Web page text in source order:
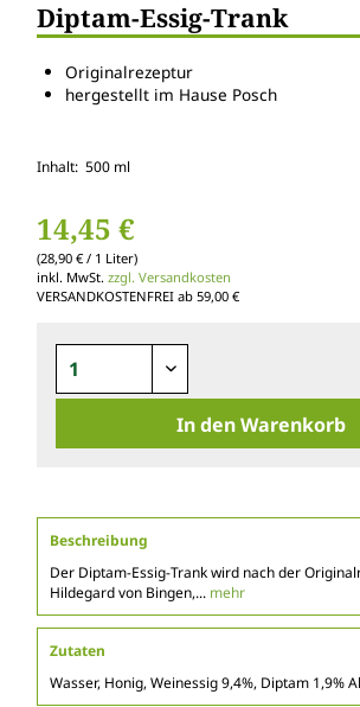
Diptam-Essig-Trank
Originalrezeptur
hergestellt im Hause Posch
Inhalt: 500 ml
14,45 €
(28,90 € / 1 Liter)
inkl. MwSt. zzgl. Versandkosten
VERSANDKOSTENFREI ab 59,00 €
In den Warenkorb
Beschreibung
Der Diptam-Essig-Trank wird nach der
Hildegard von Bingen,... mehr
Zutaten
Wasser, Honig, Weinessig 9,4%, Diptam 1,9%